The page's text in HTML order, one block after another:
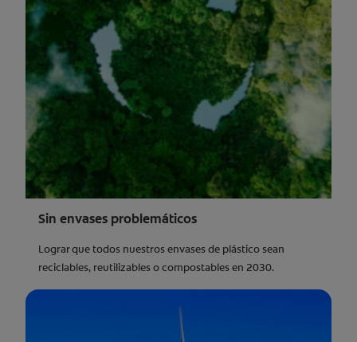
Sin envases problemáticos
Lograr que todos nuestros envases de plástico sean
reciclables, reutilizables o compostables en 2030.